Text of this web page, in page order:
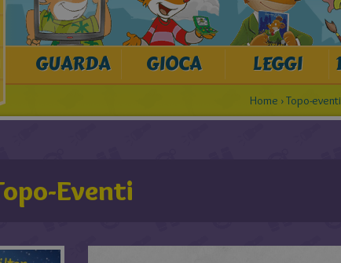
GUARDA GIOCA LEGGI
Home ›Topo-eventi
Eventi